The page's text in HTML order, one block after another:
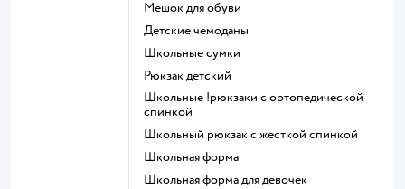
Мешок для обуви
Детские чемоданы
Школьные сумки
Рюкзак детский
Школьные !рюкзаки с ортопедической
спинкой
Школьный рюкзак с жесткой спинкой
Школьная форма
Школьная форма для девочек